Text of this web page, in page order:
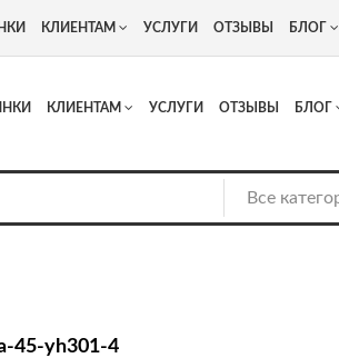
Москва, Люберцы, Котельнический проезд 13
КЛИЕНТАМ УСЛУГИ ОТЗЫВЫ БЛОГ
КЛИЕНТАМ УСЛУГИ ОТЗЫВЫ БЛОГ
45-yh301-4